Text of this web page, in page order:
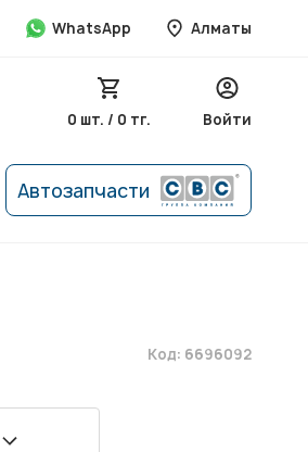
WhatsApp Алматы
0 шт. / 0 тг. Войти
Автозапчасти
Код: 6696092